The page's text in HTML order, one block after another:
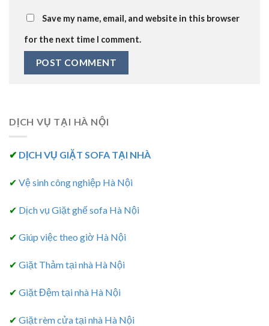
Save my name, email, and website in this browser
for the next time I comment.
DỊCH VỤ TẠI HÀ NỘI
✔ DỊCH VỤ GIẶT SOFA TẠI NHÀ
✔ Vệ sinh công nghiệp Hà Nội
✔ Dịch vụ Giặt ghế sofa Hà Nội
✔ Giúp việc theo giờ Hà Nội
✔ Giặt Thảm tại nhà Hà Nội
✔ Giặt Đệm tại nhà Hà Nội
✔ Giặt rèm cửa tại nhà Hà Nội